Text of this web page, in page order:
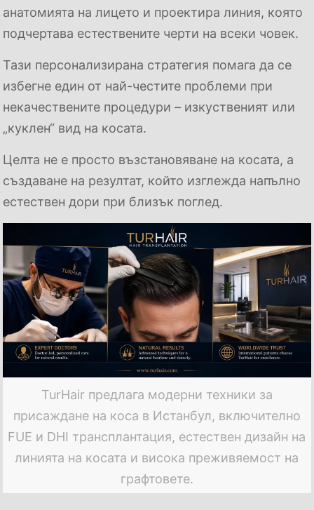
анатомията на лицето и проектира линия, която
подчертава естествените черти на всеки човек.
Тази персонализирана стратегия помага да се
избегне един от най-честите проблеми при
некачествените процедури – изкуственият или
„куклен“ вид на косата.
Целта не е просто възстановяване на косата, а
създаване на резултат, който изглежда напълно
естествен дори при близък поглед.
TurHair предлага модерни техники за
присаждане на коса в Истанбул, включително
FUE и DHI трансплантация, естествен дизайн на
линията на косата и висока преживяемост на
графтовете.